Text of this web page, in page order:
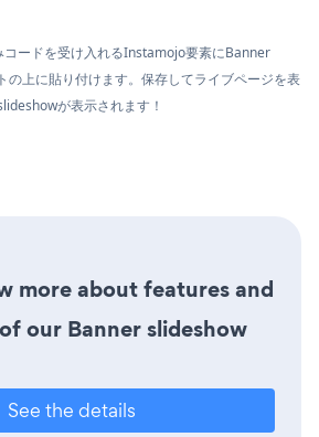
ードを受け入れるInstamojo要素にBanner
の上に貼り付けます。保存してライブページを表
が表示されます！
more about features and
our Banner slideshow
See the details